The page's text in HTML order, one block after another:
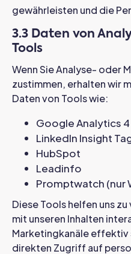
gewährleisten und die
3.3 Daten von
Tools
Wenn Sie Analyse- oder
zustimmen, erhalten wir
Daten von Tools wie:
Google Analytics 4
LinkedIn Insight
HubSpot
Leadinfo
Promptwatch (nur
Diese Tools helfen uns
mit unseren Inhalten
Marketingkanäle effektiv
direkten Zugriff auf